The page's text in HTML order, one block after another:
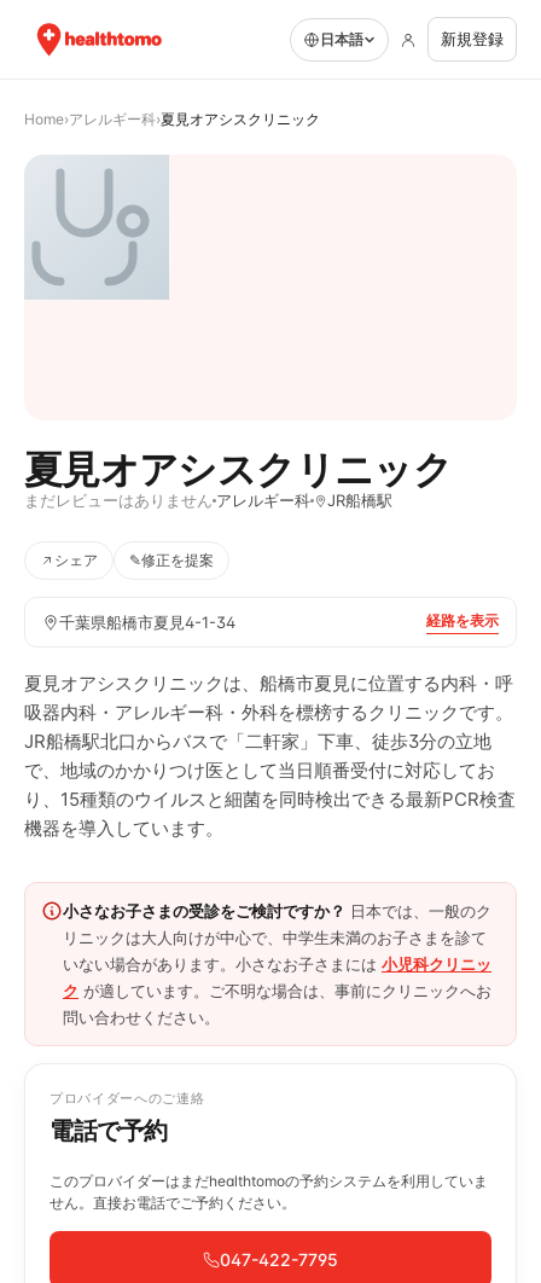
日本語 新規登録
Home›アレルギー科›夏見オアシスクリニック
夏見オアシスクリニック
まだレビューはありません アレルギー科 JR船橋駅
シェア ✎修正を提案
千葉県船橋市夏見4-1-34 経路を表示
夏見オアシスクリニックは、船橋市夏見に位置する内科・呼
吸器内科・アレルギー科・外科を標榜するクリニックです。
JR船橋駅北口からバスで「二軒家」下車、徒歩3分の立地
で、地域のかかりつけ医として当日順番受付に対応してお
り、15種類のウイルスと細菌を同時検出できる最新PCR検査
機器を導入しています。
小さなお子さまの受診をご検討ですか？ 日本では、一般のク
リニックは大人向けが中心で、中学生未満のお子さまを診て
いない場合があります。小さなお子さまには 小児科クリニッ
ク が適しています。ご不明な場合は、事前にクリニックへお
問い合わせください。
プロバイダーへのご連絡
電話で予約
このプロバイダーはまだhealthtomoの予約システムを利用していま
せん。直接お電話でご予約ください。
047-422-7795